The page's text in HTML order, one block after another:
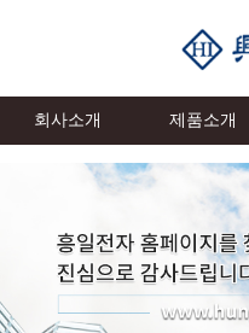
회사소개 제품소개